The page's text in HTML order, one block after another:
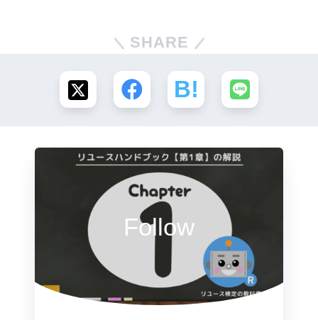
SHARE
Follow